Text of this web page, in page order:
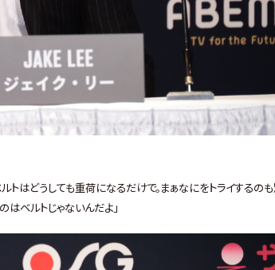
ルトはどうしても重荷になるだけで。まぁなにをトライするの
はベルトじゃないんだよ」